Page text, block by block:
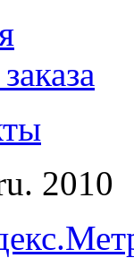
2010